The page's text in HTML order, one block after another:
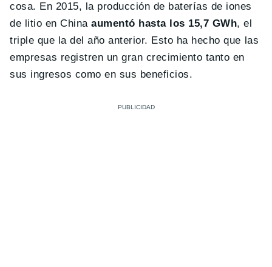
cosa. En 2015, la producción de baterías de iones
de litio en Chinaaumentó hasta los 15,7 GWh, el
triple que la del año anterior. Esto ha hecho que las
empresas registren un gran crecimiento tanto en
sus ingresos como en sus beneficios.